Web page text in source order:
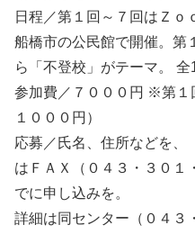
日程／第１回～７回はＺｏ
船橋市の公民館で開催。第
ら「不登校」がテーマ。 全
参加費／７０００円 ※第１
１０００円）
応募／氏名、住所などを
はＦＡＸ（０４３・３０１
でに申し込みを。
詳細は同センター（０４３